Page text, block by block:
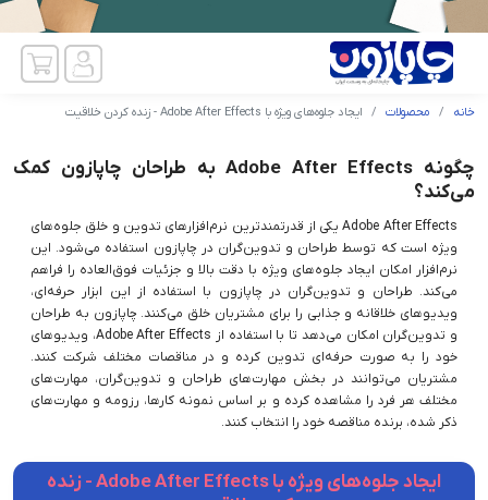
خانه محصولات ایجاد جلوه‌های ویژه با Adobe After Effects - زنده کردن خلاقیت
چگونه Adobe After Effects به طراحان چاپازون کمک
می‌کند؟
Adobe After Effects یکی از قدرتمندترین نرم‌افزارهای تدوین و خلق جلوه‌های
ویژه است که توسط طراحان و تدوین‌گران در چاپازون استفاده می‌شود. این
نرم‌افزار امکان ایجاد جلوه‌های ویژه با دقت بالا و جزئیات فوق‌العاده را فراهم
می‌کند. طراحان و تدوین‌گران در چاپازون با استفاده از این ابزار حرفه‌ای،
ویدیوهای خلاقانه و جذابی را برای مشتریان خلق می‌کنند. چاپازون به طراحان
و تدوین‌گران امکان می‌دهد تا با استفاده از Adobe After Effects، ویدیوهای
خود را به صورت حرفه‌ای تدوین کرده و در مناقصات مختلف شرکت کنند.
مشتریان می‌توانند در بخش مهارت‌های طراحان و تدوین‌گران، مهارت‌های
مختلف هر فرد را مشاهده کرده و بر اساس نمونه کارها، رزومه و مهارت‌های
ذکر شده، برنده مناقصه خود را انتخاب کنند.
ایجاد جلوه‌های ویژه با Adobe After Effects - زنده